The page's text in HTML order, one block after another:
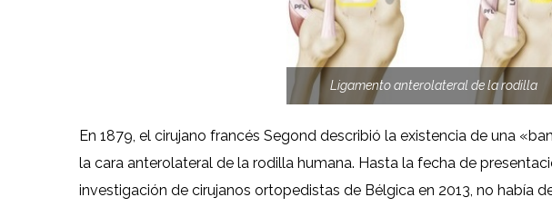
Ligamento anterolateral de la rodilla
En 1879, el cirujano francés Segond describió la existencia de una
la cara anterolateral de la rodilla humana. Hasta la fecha de
investigación de cirujanos ortopedistas de Bélgica en 2013, no había